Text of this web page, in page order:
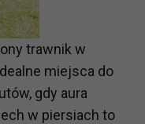
trawnik w
miejsca do
gdy aura
w piersiach to